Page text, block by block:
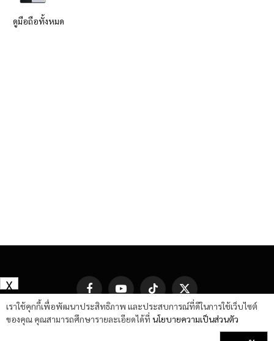
ดูมือถือทั้งหมด
FacebookYouTube TikTok
X
(Twitter)
เราใช้คุกกี้เพื่อพัฒนาประสิทธิภาพ และประสบการณ์ที่ดีในการใช้เว็บไซต์
ของคุณ คุณสามารถศึกษารายละเอียดได้ที่ นโยบายความเป็นส่วนตัว
X